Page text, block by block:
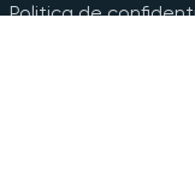
Politica de